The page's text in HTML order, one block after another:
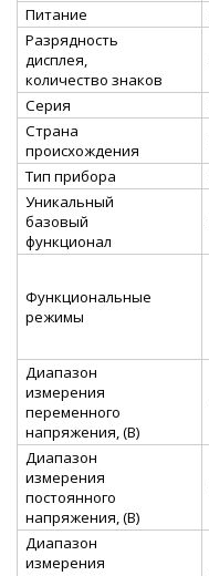
Питание
Разрядность
дисплея,
количество знаков
Серия
Страна
происхождения
Тип прибора
Уникальный
базовый
функционал
Функциональные
режимы
Диапазон
измерения
переменного
напряжения, (В)
Диапазон
измерения
постоянного
напряжения, (В)
Диапазон
измерения